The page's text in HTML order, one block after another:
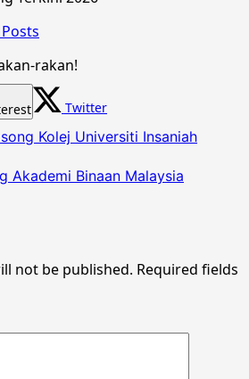
rakan!
Twitter
Kolej Universiti Insaniah
Akademi Binaan Malaysia
not be published. Required fields